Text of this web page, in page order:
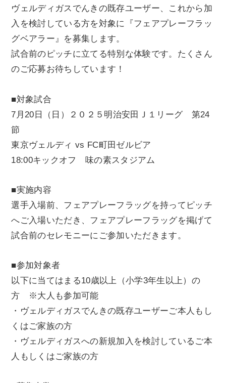
ヴェルディガスでんきの既存ユーザー、これから加
入を検討している方を対象に『フェアプレーフラッ
グベアラー』を募集します。
試合前のピッチに立てる特別な体験です。たくさん
のご応募お待ちしています！
■対象試合
7月20日（日）２０２５明治安田Ｊ１リーグ 第24
節
東京ヴェルディ vs FC町田ゼルビア
18:00キックオフ 味の素スタジアム
■実施内容
選手入場前、フェアプレーフラッグを持ってピッチ
へご入場いただき、フェアプレーフラッグを掲げて
試合前のセレモニーにご参加いただきます。
■参加対象者
以下に当てはまる10歳以上（小学3年生以上）の
方 ※大人も参加可能
・ヴェルディガスでんきの既存ユーザーご本人もし
くはご家族の方
・ヴェルディガスへの新規加入を検討しているご本
人もしくはご家族の方